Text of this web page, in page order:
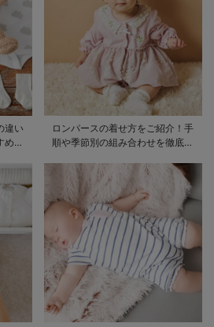
違い
め商
ロンパースの着せ方をご紹介！手
順や季節別の組み合わせを徹底解